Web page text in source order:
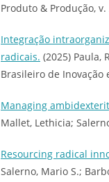
Produto & Produção, v.
Integração
radicais. (2025) Paula,
Brasileiro de Inovação
Managing
Mallet, Lethicia;
Resourcing radical
Salerno, Mario S.;